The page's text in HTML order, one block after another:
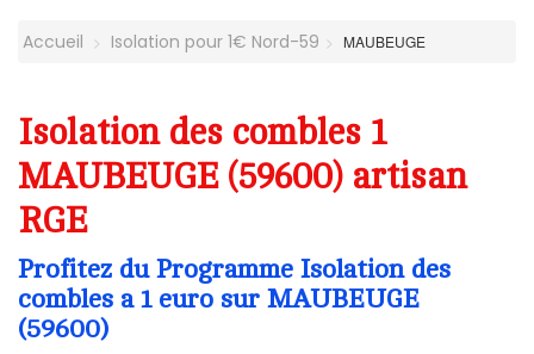
Accueil Isolation pour 1€ Nord-59 MAUBEUGE
Isolation des combles 1
MAUBEUGE (59600) artisan
RGE
Profitez du Programme Isolation des
combles a 1 euro sur MAUBEUGE
(59600)